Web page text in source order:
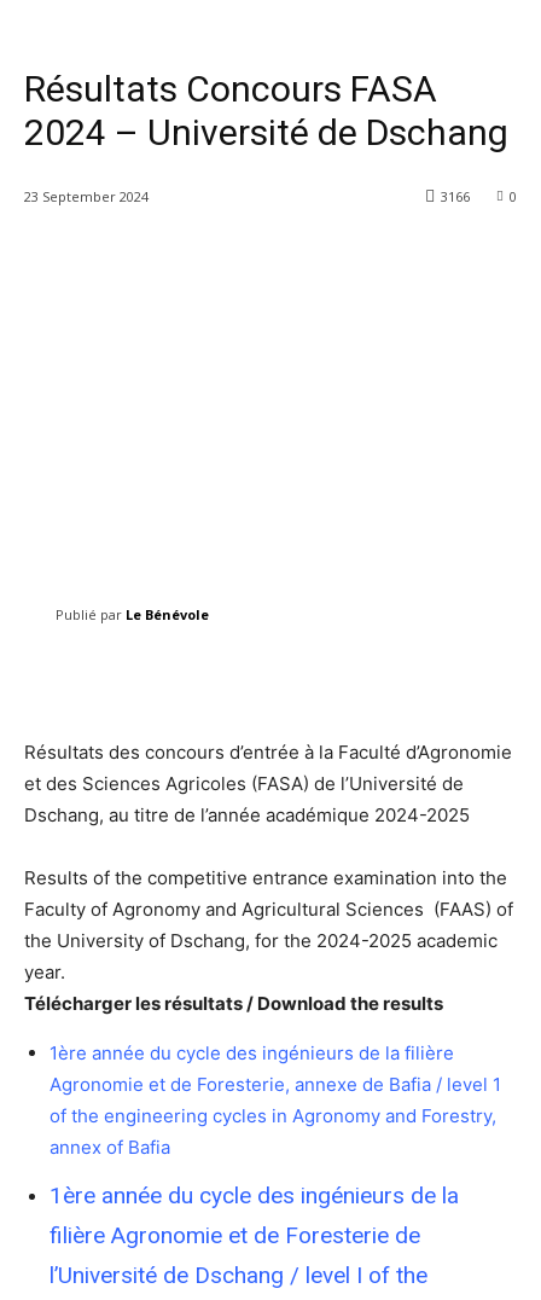
Résultats Concours FASA
2024 – Université de Dschang
23 September 2024 0
3166
Publié par Le Bénévole
Résultats des concours d’entrée à la Faculté d’Agronomie
et des Sciences Agricoles (FASA) de l’Université de
Dschang, au titre de l’année académique 2024-2025
Results of the competitive entrance examination into the
Faculty of Agronomy and Agricultural Sciences (FAAS) of
the University of Dschang, for the 2024-2025 academic
year.
Télécharger les résultats / Download the results
1ère année du cycle des ingénieurs de la filière
Agronomie et de Foresterie, annexe de Bafia / level 1
of the engineering cycles in Agronomy and Forestry,
annex of Bafia
1ère année du cycle des ingénieurs de la
filière Agronomie et de Foresterie de
l’Université de Dschang / level I of the